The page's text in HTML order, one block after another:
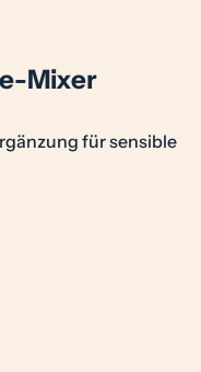
Mixer
für sensible